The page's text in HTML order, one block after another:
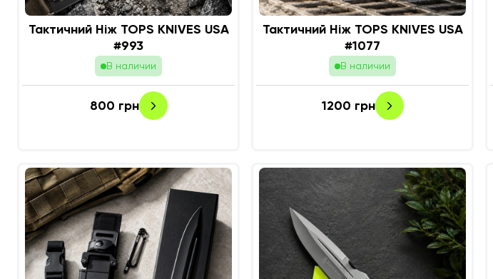
Тактичний Ніж TOPS KNIVES USA
#993
В наличии
800 грн
Тактичний Ніж TOPS KNIVES USA
#1077
В наличии
1200 грн